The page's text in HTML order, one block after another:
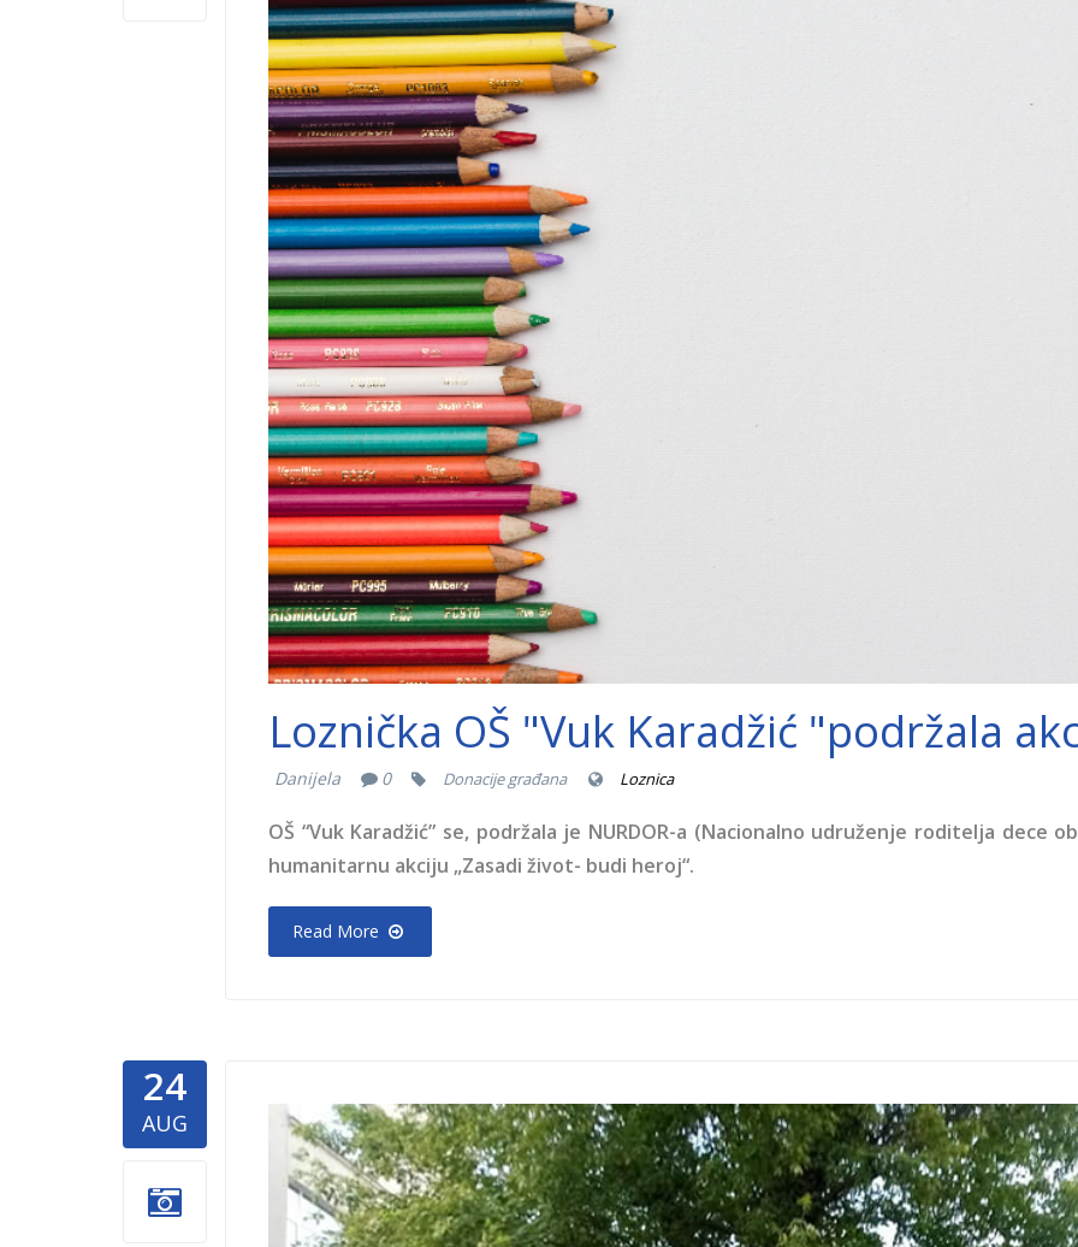
Loznička OŠ "Vuk Karadžić "podržala
Danijela 0 Donacije građana Loznica
OŠ “Vuk Karadžić” se, podržala je NURDOR-a (Nacionalno udruženje roditelja dece
humanitarnu akciju „Zasadi život- budi heroj“.
Read More
24
AUG aleksandar za boska.jpg